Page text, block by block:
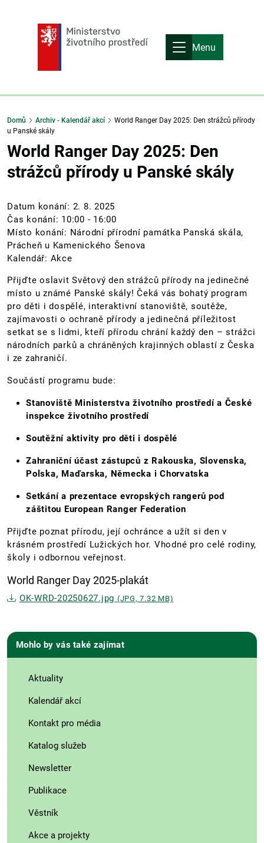
Menu
Domů Archiv - Kalendář akcí
World Ranger Day 2025: Den strážců přírody
u Panské skály
World Ranger Day 2025: Den
strážců přírody u Panské skály
Datum konání: 2. 8. 2025
Čas konání: 10:00 - 16:00
Místo konání: Národní přírodní památka Panská skála,
Prácheň u Kamenického Šenova
Kalendář: Akce
Přijďte oslavit Světový den strážců přírody na jedinečné
místo u známé Panské skály! Čeká vás bohatý program
pro děti i dospělé, interaktivní stanoviště, soutěže,
zajímavosti o ochraně přírody a jedinečná příležitost
setkat se s lidmi, kteří přírodu chrání každý den – strážci
národních parků a chráněných krajinných oblastí z Česka
i ze zahraničí.
Součástí programu bude:
Stanoviště Ministerstva životního prostředí a České
inspekce životního prostředí
Soutěžní aktivity pro děti i dospělé
Zahraniční účast zástupců z Rakouska, Slovenska,
Polska, Maďarska, Německa i Chorvatska
Setkání a prezentace evropských rangerů pod
záštitou European Ranger Federation
Přijďte poznat přírodu, její ochránce a užít si den v
krásném prostředí Lužických hor. Vhodné pro celé rodiny,
školy i odbornou veřejnost.
World Ranger Day 2025-plakát
OK-WRD-20250627.jpg (JPG, 7.32 MB)
Mohlo by vás také zajímat
Aktuality
Kalendář akcí
Kontakt pro média
Katalog služeb
Newsletter
Publikace
Věstník
Akce a projekty